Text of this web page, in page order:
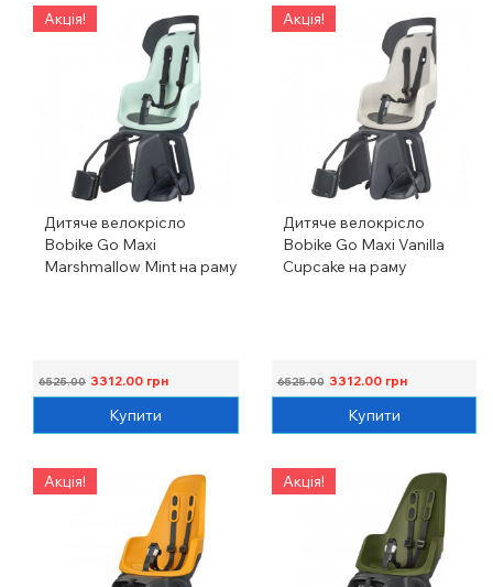
Акція!
Дитяче велокрісло
Bobike Go Maxi
Marshmallow Mint на раму
6525.00 3312.00 грн
Купити
Акція!
Дитяче велокрісло
Bobike Go Maxi Vanilla
Cupcake на раму
6525.00 3312.00грн
Купити
Акція! Акція!